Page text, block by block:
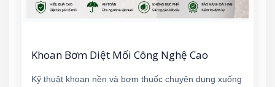
Khoan Bơm Diệt Mối Công Nghệ Cao
Kỹ thuật khoan nền và bơm thuốc chuyên dụng xuống